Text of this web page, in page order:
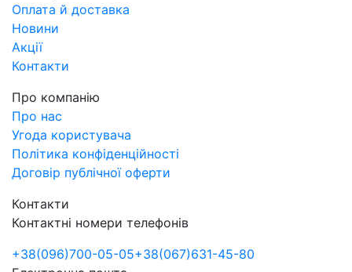
Оплата й доставка
Новини
Акції
Контакти
Про компанію
Про нас
Угода користувача
Політика конфіденційності
Договір публічної оферти
Контакти
Контактні номери телефонів
+38(096)700-05-05+38(067)631-45-80